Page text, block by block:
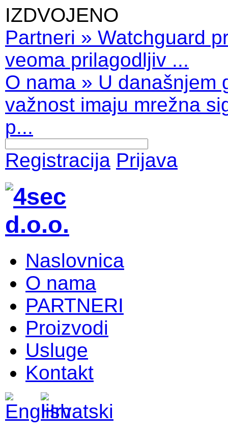
IZDVOJENO
Partneri » Watchguard
veoma prilagodljiv ...
O nama » U današnjem
važnost imaju mrežna
p...
Registracija Prijava
Naslovnica
O nama
PARTNERI
Proizvodi
Usluge
Kontakt